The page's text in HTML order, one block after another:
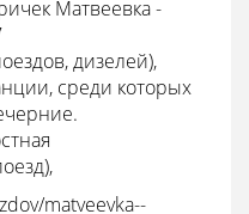
Матвеевка -
дизелей),
среди которых
matveevka--